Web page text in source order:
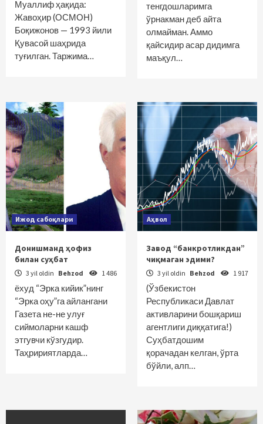
Муаллиф ҳақида:
Жавоҳир (ОСМОН)
Боқижонов — 1993 йили
Қувасой шаҳрида
туғилган. Таржима…
тенгдошларимга
ўрнакман деб айта
олмайман. Аммо
қайсидир асар дидимга
маъқул…
Ижод сабоқлари
Донишманд ҳофиз
билан суҳбат
3 yil oldin Behzod 1 486
ёхуд “Эрка кийик”нинг
“Эрка оҳу”га айлангани
Газета не-не улуғ
сиймоларни кашф
этгувчи кўзгудир.
Таҳририятларда…
Аҳвол
Завод “банкротликдан”
чиқмаган эдими?
3 yil oldin Behzod 1 917
(Ўзбекистон
Республикаси Давлат
активларини бошқариш
агентлиги диққатига!)
Суҳбатдошим
қорачадан келган, ўрта
бўйли, алп…